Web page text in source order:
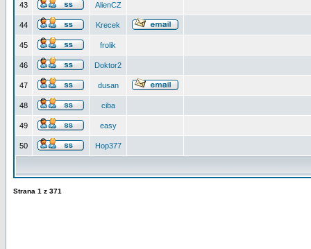
43 AlienCZ
44 Krecek
45 frolik
46 Doktor2
47 dusan
48 ciba
49 easy
50 Hop377
Strana 1 z 371